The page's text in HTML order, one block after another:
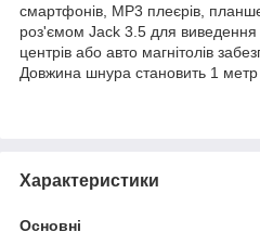
смартфонів, MP3 плеєрів,
роз'ємом Jack 3.5 для виведення
центрів або авто магнітолів
Довжина шнура становить 1 метр
Характеристики
Основні